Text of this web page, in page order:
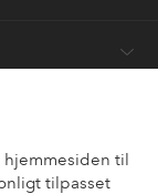
hjemmesiden til
tilpasset